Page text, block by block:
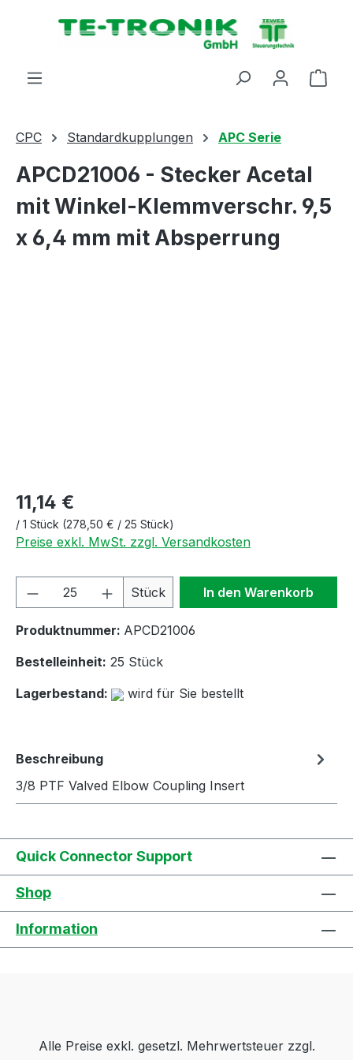
springen
CPC Standardkupplungen APC Serie
APCD21006 - Stecker Acetal
mit Winkel-Klemmverschr. 9,5
x 6,4 mm mit Absperrung
11,14 €
/ 1 Stück (278,50 € / 25 Stück)
Preise exkl. MwSt. zzgl. Versandkosten
Produkt Anzahl: Gib den
Stück In den Warenkorb
Produktnummer: APCD21006
Bestelleinheit: 25 Stück
Lagerbestand:
wird für Sie bestellt
Beschreibung
3/8 PTF Valved Elbow Coupling Insert
Quick Connector Support
Shop
Information
Alle Preise exkl. gesetzl. Mehrwertsteuer zzgl.